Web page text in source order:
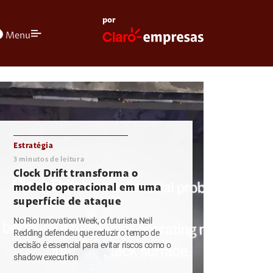
Menu
por
Estratégia
3 minutos de leitura
Clock Drift transforma o
modelo operacional em uma
superfície de ataque
No Rio Innovation Week, o futurista Neil
Redding defendeu que reduzir o tempo de
decisão é essencial para evitar riscos como o
shadow execution